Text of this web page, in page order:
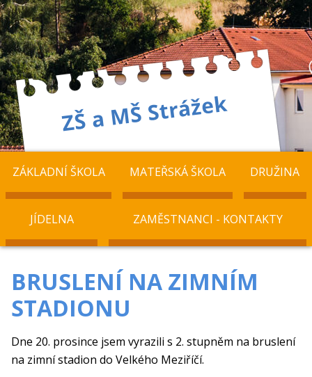
ZÁKLADNÍ ŠKOLA MATEŘSKÁ ŠKOLA DRUŽINA
JÍDELNA ZAMĚSTNANCI - KONTAKTY
BRUSLENÍ NA ZIMNÍM
STADIONU
Dne 20. prosince jsem vyrazili s 2. stupněm na bruslení
na zimní stadion do Velkého Meziříčí.